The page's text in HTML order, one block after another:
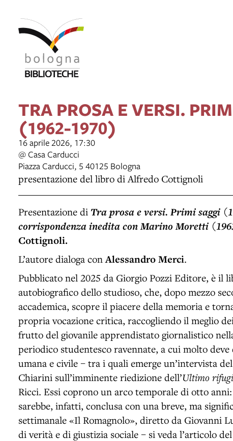
TRA PROSA E VERSI.
(1962-1970)
16 aprile 2026, 17:30
@ Casa Carducci
Piazza Carducci, 5 40125 Bologna
presentazione del libro di Alfredo Cottignoli
Presentazione di Tra prosa e versi. Primi saggi
corrispondenza inedita con Marino Moretti
Cottignoli.
L’autore dialoga con Alessandro Merci.
Pubblicato nel 2025 da Giorgio Pozzi Editore, è il
autobiografico dello studioso, che, dopo mezzo
accademica, scopre il piacere della memoria e
propria vocazione critica, raccogliendo il meglio
frutto del giovanile apprendistato giornalistico
periodico studentesco ravennate, a cui molto
umana e civile – tra i quali emerge un’intervista
Chiarini sull’imminente riedizione dell’Ultimo
Ricci. Essi coprono un arco temporale di otto
sarebbe, infatti, conclusa con una breve, ma
settimanale «Il Romagnolo», diretto da Giovanni
di verità e di giustizia sociale – si veda l’articolo